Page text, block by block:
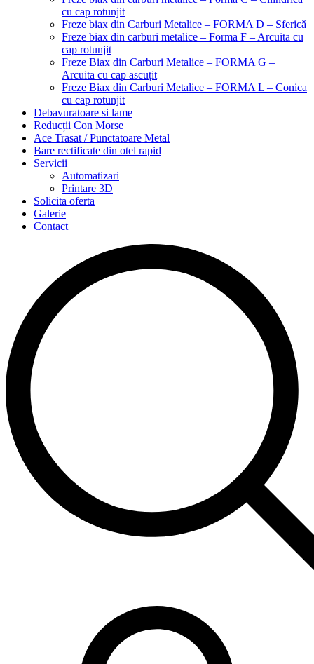
cu cap rotunjit
Freze biax din Carburi Metalice – FORMA D – Sferică
Freze biax din carburi metalice – Forma F – Arcuita cu
cap rotunjit
Freze Biax din Carburi Metalice – FORMA G –
Arcuita cu cap ascuțit
Freze Biax din Carburi Metalice – FORMA L – Conica
cu cap rotunjit
Debavuratoare si lame
Reducții Con Morse
Ace Trasat / Punctatoare Metal
Bare rectificate din otel rapid
Servicii
Automatizari
Printare 3D
Solicita oferta
Galerie
Contact